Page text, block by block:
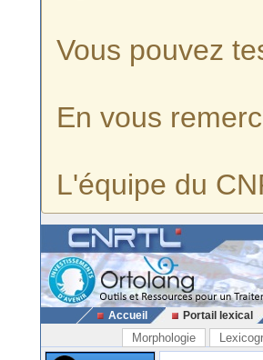
Vous pouvez
En vous
L'équipe du
Accueil Portail lexical
Morphologie